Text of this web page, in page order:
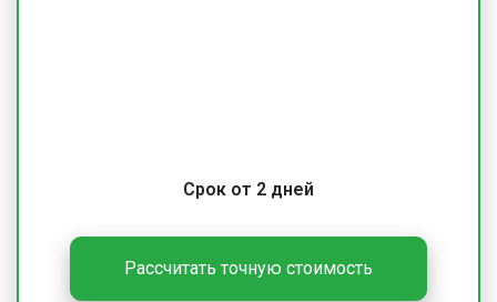
Срок от 2 дней
Рассчитать точную стоимость